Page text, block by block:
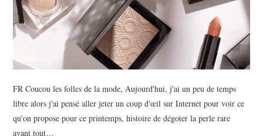
FR Coucou les folles de la mode, Aujourd'hui, j'ai un peu de temps
libre alors j'ai pensé aller jeter un coup d'œil sur Internet pour voir ce
qu'on propose pour ce printemps, histoire de dégoter la perle rare
avant tout…